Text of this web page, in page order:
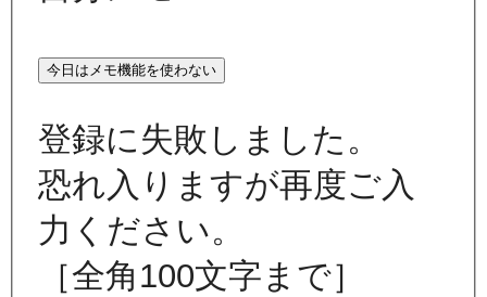
今日はメモ機能を使わない
登録に失敗しました。
恐れ入りますが再度ご入
力ください。
［全角100文字まで］